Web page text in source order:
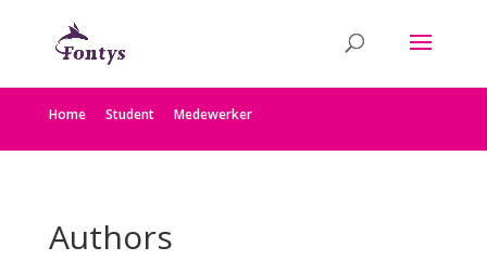
Home Student Medewerker
Authors